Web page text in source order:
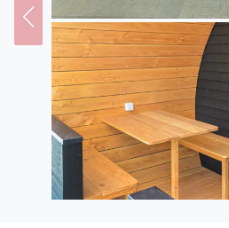
Außerdem gibt es ein
Mietpreis ist inkl. Verbrauch.